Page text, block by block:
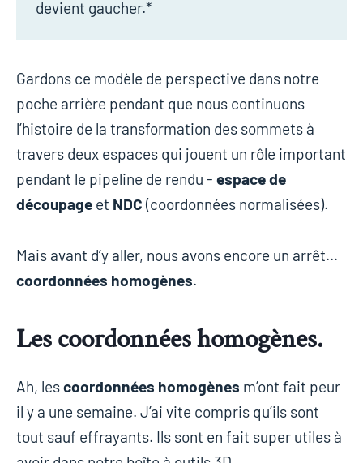
devient gaucher.*
Gardons ce modèle de perspective dans notre
poche arrière pendant que nous continuons
l’histoire de la transformation des sommets à
travers deux espaces qui jouent un rôle important
pendant le pipeline de rendu - espace de
découpage et NDC (coordonnées normalisées).
Mais avant d’y aller, nous avons encore un arrêt…
coordonnées homogènes.
Les coordonnées homogènes.
Ah, lescoordonnées homogènes m’ont fait peur
il y a une semaine. J’ai vite compris qu’ils sont
tout sauf effrayants. Ils sont en fait super utiles à